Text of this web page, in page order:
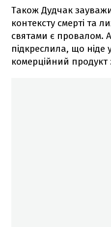
Також Дудчак
контексту смерті та
святами є провалом.
підкреслила, що ніде
комерційний продукт